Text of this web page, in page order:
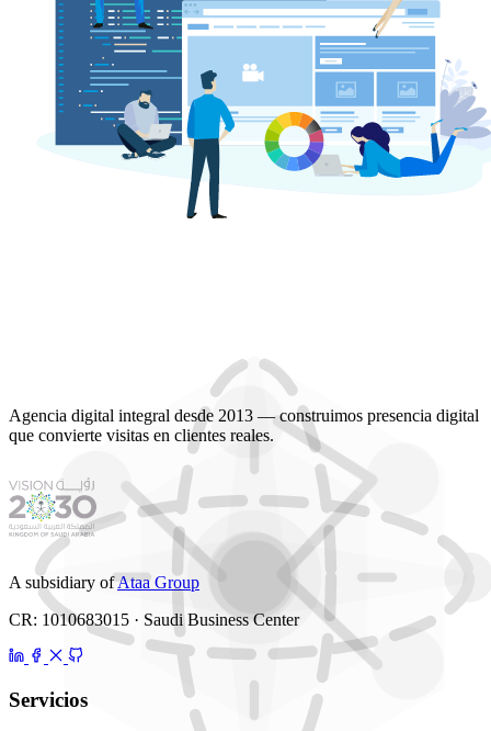
Agencia digital integral desde 2013 — construimos presencia digital
que convierte visitas en clientes reales.
A subsidiary ofAtaa Group
CR: 1010683015 · Saudi Business Center
Servicios